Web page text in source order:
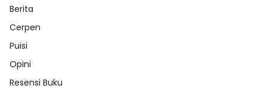
Berita
Cerpen
Puisi
Opini
Resensi Buku